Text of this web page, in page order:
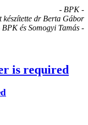
- BPK -
készítette dr Berta Gábor
BPK és Somogyi Tamás -
is required